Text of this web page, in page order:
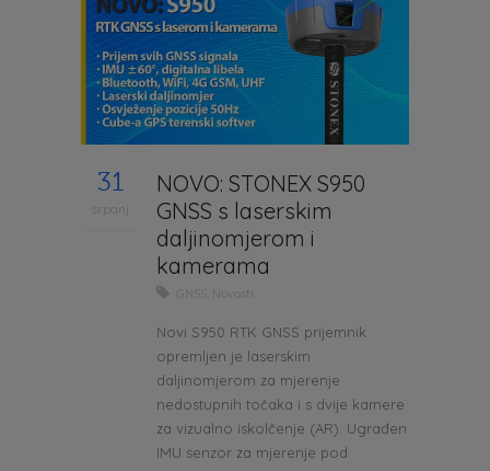
31
srpanj
NOVO: STONEX S950
GNSS s laserskim
daljinomjerom i
kamerama
Novosti
Novi S950 RTK GNSS prijemnik
opremljen je laserskim
daljinomjerom za mjerenje
nedostupnih točaka i s dvije kamere
za vizualno iskolčenje (AR). Ugrađen
IMU senzor za mjerenje pod